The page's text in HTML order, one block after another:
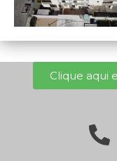
Clique aqui